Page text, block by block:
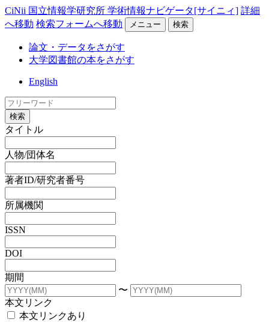
CiNii 国立情報学研究所 学術情報ナビゲータ[サイニィ] 詳細
へ移動 検索フォームへ移動 メニュー 検索
論文・データをさがす
大学図書館の本をさがす
English
検索
タイトル
人物/団体名
著者ID/研究者番号
所属機関
ISSN
DOI
期間
〜
本文リンク
本文リンクあり